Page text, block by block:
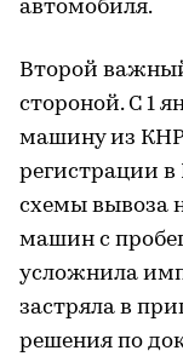
автомобиля.
Второй
стороной. С 1
машину из КНР
регистрации в
схемы вывоза
машин с
усложнила
застряла в
решения по